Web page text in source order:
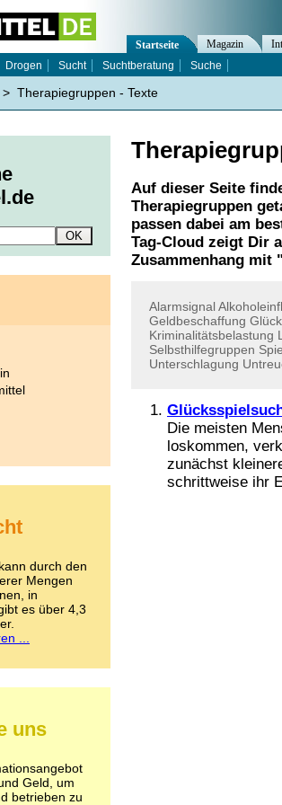
Auf dieser Seite
Therapiegruppen
passen dabei am
Tag-Cloud zeigt Dir
Zusammenhang mit
Alarmsignal
Geldbeschaffung
Kriminalitätsbelastung
Selbsthilfegruppen
Unterschlagung
Die meisten
loskommen,
zunächst
schrittweise ihr
Startseite Magazin
Drogen Sucht Suchtberatung Suche
> Therapiegruppen - Texte
durch den
Mengen
in
es über 4,3
...
uns
Geld, um
betrieben zu